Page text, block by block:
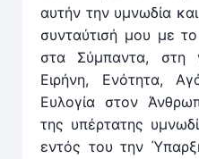
αυτήν την υμνωδία
συνταύτισή μου με
στα Σύμπαντα, στη
Ειρήνη, Ενότητα,
Ευλογία στον
της υπέρτατης
εντός του την